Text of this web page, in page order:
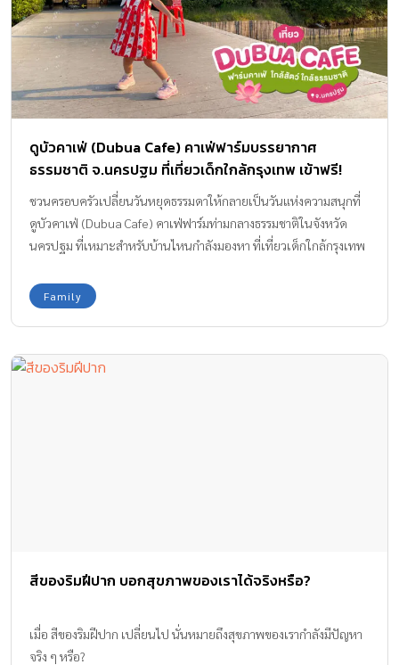
ดูบัวคาเฟ่ (Dubua Cafe) คาเฟ่ฟาร์มบรรยากาศ
ธรรมชาติ จ.นครปฐม ที่เที่ยวเด็กใกล้กรุงเทพ เข้าฟรี!
ชวนครอบครัวเปลี่ยนวันหยุดธรรมดาให้กลายเป็นวันแห่งความสนุกที่
ดูบัวคาเฟ่ (Dubua Cafe) คาเฟ่ฟาร์มท่ามกลางธรรมชาติในจังหวัด
นครปฐม ที่เหมาะสำหรับบ้านไหนกำลังมองหา ที่เที่ยวเด็กใกล้กรุงเทพ
วัน ที่นี่มีโซน Mini Zoo ให้เด็ก ๆ ได้ใกล้ชิดสัตว์แบบไม่ต้องเสียค่าเข้า
ชม พร้อมจักรยานปั่นฟรีในพื้นที่กว้างร่มรื่น บรรยากาศโปร่งโล่ง เข็นรถ
จะมื้อกลางวันหรือของหวานก็จบได้เลยโดยไม่ต้องย้ายที่ ด้วยพื้นที่
Family
สีของริมฝีปาก บอกสุขภาพของเราได้จริงหรือ?
เมื่อ สีของริมฝีปาก เปลี่ยนไป นั่นหมายถึงสุขภาพของเรากำลังมีปัญหา
จริง ๆ หรือ?